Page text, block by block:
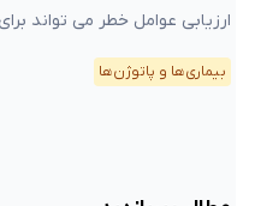
ارزیابی عوامل خطر می تواند
بیماری‌ها و پاتوژن‌ها